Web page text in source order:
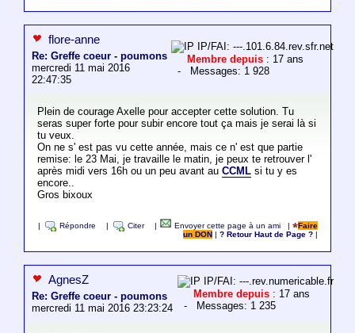
flore-anne
Re: Greffe coeur - poumons
mercredi 11 mai 2016
22:47:35
IP/FAI: ---.101.6.84.rev.sfr.net
Membre depuis : 17 ans
- Messages: 1 928
Plein de courage Axelle pour accepter cette solution. Tu
seras super forte pour subir encore tout ça mais je serai là si
tu veux.
On ne s' est pas vu cette année, mais ce n' est que partie
remise: le 23 Mai, je travaille le matin, je peux te retrouver l'
après midi vers 16h ou un peu avant au CCMLsi tu y es
encore..
Gros bixoux
Répondre Citer Envoyer cette page à un ami |
Faire
un DON
|? Retour Haut de Page ?
AgnesZ
Re: Greffe coeur - poumons
mercredi 11 mai 2016 23:23:24
IP/FAI: ---.rev.numericable.fr
Membre depuis : 17 ans
- Messages: 1 235